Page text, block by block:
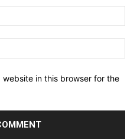
website in this browser for the